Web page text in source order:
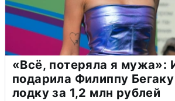
«Всё, потеряла я мужа»:
подарила Филиппу
лодку за 1,2 млн рублей